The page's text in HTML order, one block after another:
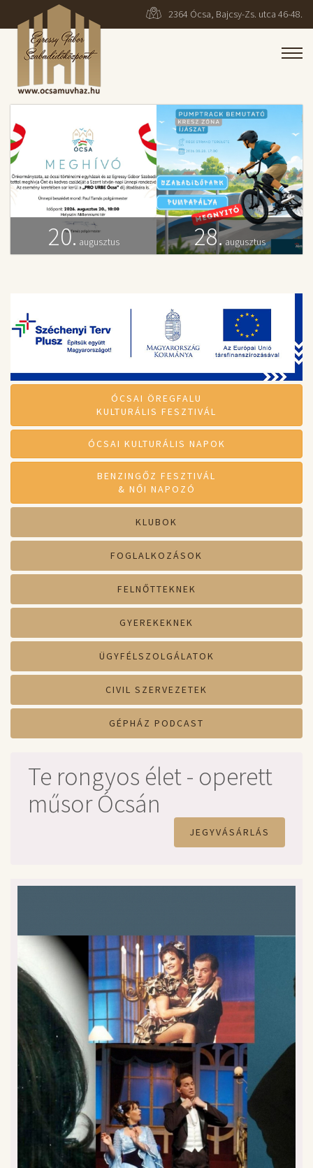
2364 Ócsa, Bajcsy-Zs. utca 46-48.
20. augusztus 28.augusztus
ÓCSAI ÖREGFALU
KULTURÁLIS FESZTIVÁL
ÓCSAI KULTURÁLIS NAPOK
BENZINGŐZ FESZTIVÁL
& NŐI NAPOZÓ
KLUBOK
FOGLALKOZÁSOK
FELNŐTTEKNEK
GYEREKEKNEK
ÜGYFÉLSZOLGÁLATOK
CIVIL SZERVEZETEK
GÉPHÁZ PODCAST
Te rongyos élet - operett
műsor Ócsán
JEGYVÁSÁRLÁS